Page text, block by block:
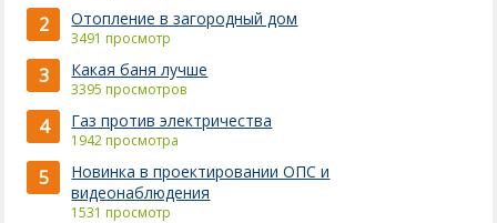
2 Отопление в загородный дом
3491 просмотр
3 Какая баня лучше
3395 просмотров
4 Газ против электричества
1942 просмотра
5
Новинка в проектировании ОПС и
видеонаблюдения
1531 просмотр